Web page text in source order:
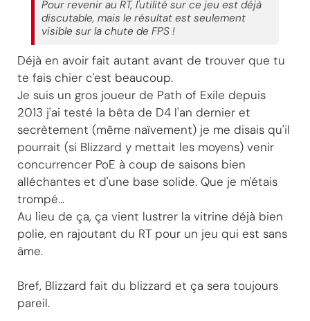
Pour revenir au RT, l'utilité sur ce jeu est déjà
discutable, mais le résultat est seulement
visible sur la chute de FPS !
Déjà en avoir fait autant avant de trouver que tu
te fais chier c'est beaucoup.
Je suis un gros joueur de Path of Exile depuis
2013 j'ai testé la bêta de D4 l'an dernier et
secrètement (même naïvement) je me disais qu'il
pourrait (si Blizzard y mettait les moyens) venir
concurrencer PoE à coup de saisons bien
alléchantes et d'une base solide. Que je m'étais
trompé...
Au lieu de ça, ça vient lustrer la vitrine déjà bien
polie, en rajoutant du RT pour un jeu qui est sans
âme.
Bref, Blizzard fait du blizzard et ça sera toujours
pareil.